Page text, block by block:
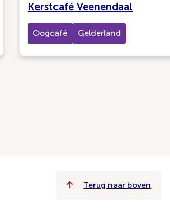
Kerstcafé Veenendaal
Oogcafé Gelderland
Terug naar boven